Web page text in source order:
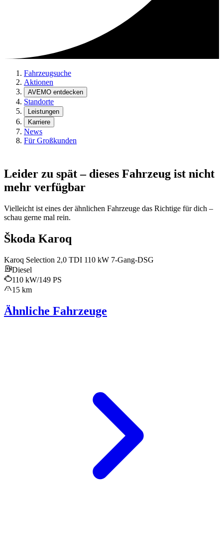
Fahrzeugsuche
Aktionen
AVEMO entdecken
Standorte
Leistungen
Karriere
News
Für Großkunden
Leider zu spät – dieses Fahrzeug ist nicht
mehr verfügbar
Vielleicht ist eines der ähnlichen Fahrzeuge das Richtige für dich –
schau gerne mal rein.
Škoda Karoq
Karoq Selection 2,0 TDI 110 kW 7-Gang-DSG
Diesel
110 kW/149 PS
15 km
Ähnliche Fahrzeuge